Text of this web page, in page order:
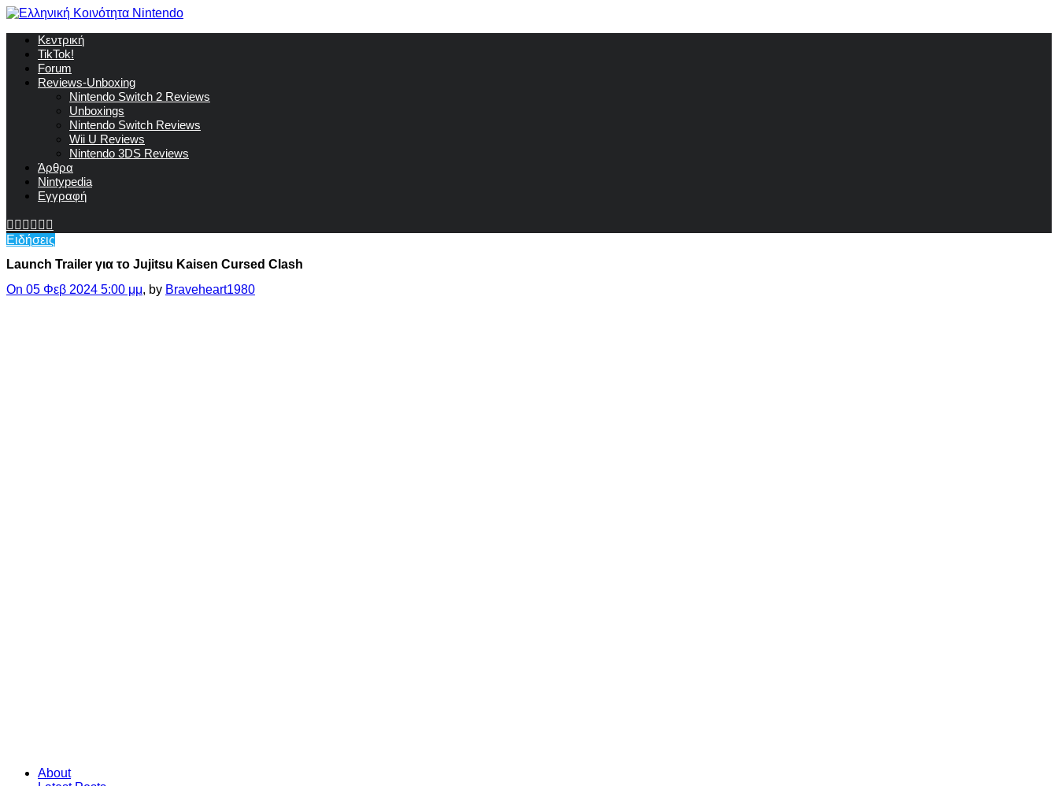
Κεντρική
TikTok!
Forum
Reviews-Unboxing
Nintendo Switch 2 Reviews
Unboxings
Nintendo Switch Reviews
Wii U Reviews
Nintendo 3DS Reviews
Άρθρα
Nintypedia
Εγγραφή
Ειδήσεις
Launch Trailer για το Jujitsu Kaisen Cursed Clash
On 05 Φεβ 2024 5:00 μμ, by Braveheart1980
About